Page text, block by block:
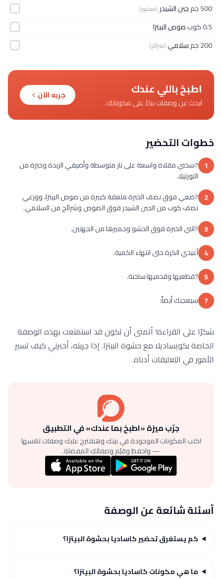
500 جم
جبن الشيدر (مبشور)
0.5 كوب
صوص البيتزا
200 جم
سلامي (شرائح)
اطبخ باللي عندك
ابحث عن وصفات بناءً على مكوناتك.
جربه الآن
خطوات التحضير
1 ?سخني مقلاة واسعة على نار متوسطة وأضيفي الزبدة وخبزة من
التورتيلا.
2 ?ضعي فوق نصف الخبزة ملعقة كبيرة من صوص البيتزا، ووزعي
نصف كوب من الجبن الشيدر فوق الصوص وشرائح من السلامي.
3 ?اثني الخبزة فوق الحشو وحميرها من الجهتين.
4 أعيدي الكرة حتى انتهاء الكمية.
5 ?قطعيها وقدميها ساخنة.
7 سيعجبك أيضاً:
شكرًا على القراءة! أتمنى أن تكون قد استمتعت بهذه الوصفة
الخاصة بكويساديلا مع حشوة البيتزا. إذا جربته، أخبرني كيف تسير
الأمور في التعليقات أدناه.
جرّب ميزة «اطبخ بما عندك» في التطبيق
اكتب المكونات الموجودة في بيتك وهنقترح عليك وصفات تناسبها
— واحفظ وقيّم وصفاتك المفضلة.
أسئلة شائعة عن الوصفة
كم يستغرق تحضير كاساديا بحشوة البيتزا؟
ما هي مكونات كاساديا بحشوة البيتزا؟